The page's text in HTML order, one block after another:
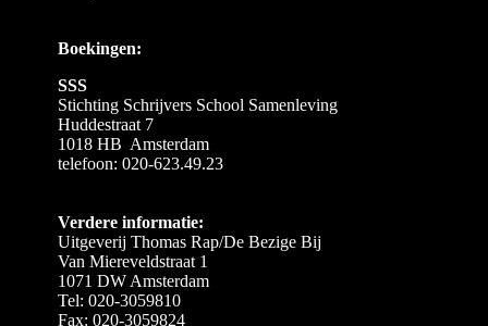
Boekingen:
SSS
Stichting Schrijvers School Samenleving
Huddestraat 7
1018 HB Amsterdam
telefoon: 020-623.49.23
Verdere informatie:
Uitgeverij Thomas Rap/De Bezige Bij
Van Miereveldstraat 1
1071 DW Amsterdam
Tel: 020-3059810
Fax: 020-3059824